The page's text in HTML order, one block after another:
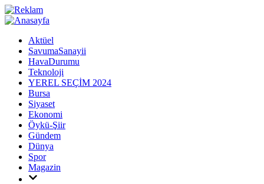
Aktüel
SavumaSanayii
HavaDurumu
Teknoloji
YEREL SEÇİM 2024
Bursa
Siyaset
Ekonomi
Öykü-Şiir
Gündem
Dünya
Spor
Magazin